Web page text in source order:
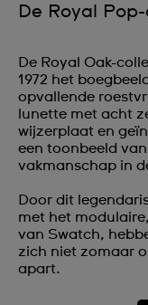
De Royal
De Royal Oak-
1972 het
opvallende
lunette met acht
wijzerplaat en
een toonbeeld
vakmanschap in
Door dit
met het
van Swatch,
zich niet zomaar
apart.